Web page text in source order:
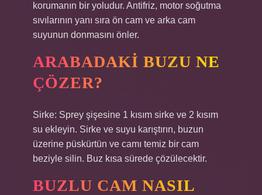
korumanın bir yoludur. Antifriz, motor soğutma
sıvılarının yanı sıra ön cam ve arka cam
suyunun donmasını önler.
ARABADAKI BUZU NE
ÇÖZER?
Sirke: Sprey şişesine 1 kısım sirke ve 2 kısım
su ekleyin. Sirke ve suyu karıştırın, buzun
üzerine püskürtün ve camı temiz bir cam
beziyle silin. Buz kısa sürede çözülecektir.
BUZLU CAM NASIL